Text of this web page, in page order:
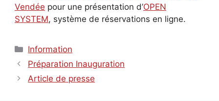
Vendée pour une présentation d’OPEN
SYSTEM, système de réservations en ligne.
Catégories
Information
Préparation Inauguration
Article de presse